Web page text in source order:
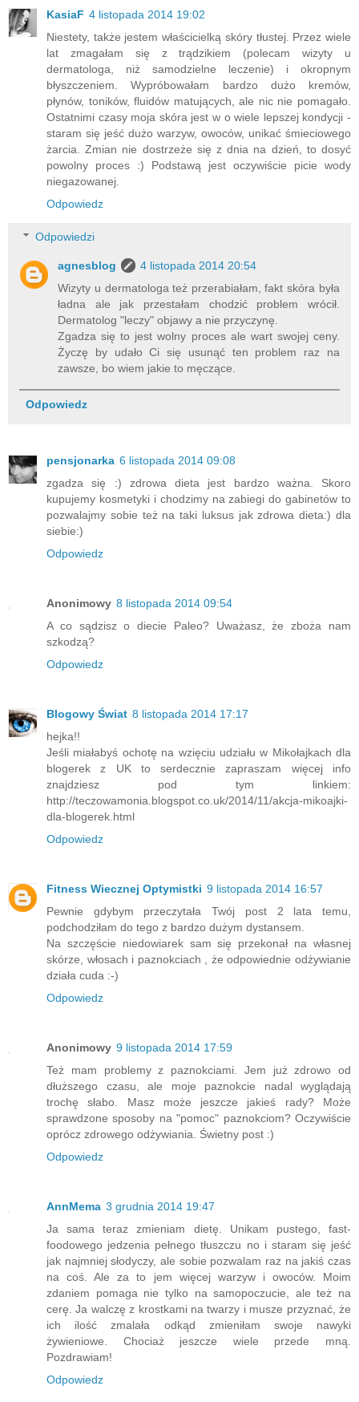
KasiaF 4 listopada 2014 19:02
Niestety, także jestem właścicielką skóry tłustej. Przez wiele
lat zmagałam się z trądzikiem (polecam wizyty u
dermatologa, niż samodzielne leczenie) i okropnym
błyszczeniem. Wypróbowałam bardzo dużo kremów,
płynów, toników, fluidów matujących, ale nic nie pomagało.
Ostatnimi czasy moja skóra jest w o wiele lepszej kondycji -
staram się jeść dużo warzyw, owoców, unikać śmieciowego
żarcia. Zmian nie dostrzeże się z dnia na dzień, to dosyć
powolny proces :) Podstawą jest oczywiście picie wody
niegazowanej.
Odpowiedz
Odpowiedzi
agnesblog
4 listopada 2014 20:54
Wizyty u dermatologa też przerabiałam, fakt skóra była
ładna ale jak przestałam chodzić problem wrócił.
Dermatolog "leczy" objawy a nie przyczynę.
Zgadza się to jest wolny proces ale wart swojej ceny.
Życzę by udało Ci się usunąć ten problem raz na
zawsze, bo wiem jakie to męczące.
Odpowiedz
pensjonarka 6 listopada 2014 09:08
zgadza się :) zdrowa dieta jest bardzo ważna. Skoro
kupujemy kosmetyki i chodzimy na zabiegi do gabinetów to
pozwalajmy sobie też na taki luksus jak zdrowa dieta:) dla
siebie:)
Odpowiedz
Anonimowy 8 listopada 2014 09:54
A co sądzisz o diecie Paleo? Uważasz, że zboża nam
szkodzą?
Odpowiedz
Blogowy Świat 8 listopada 2014 17:17
hejka!!
Jeśli miałabyś ochotę na wzięciu udziału w Mikołajkach dla
blogerek z UK to serdecznie zapraszam więcej info
znajdziesz pod tym linkiem:
http://teczowamonia.blogspot.co.uk/2014/11/akcja-mikoajki-
dla-blogerek.html
Odpowiedz
Fitness Wiecznej Optymistki 9 listopada 2014 16:57
Pewnie gdybym przeczytała Twój post 2 lata temu,
podchodziłam do tego z bardzo dużym dystansem.
Na szczęście niedowiarek sam się przekonał na własnej
skórze, włosach i paznokciach , że odpowiednie odżywianie
działa cuda :-)
Odpowiedz
Anonimowy 9 listopada 2014 17:59
Też mam problemy z paznokciami. Jem już zdrowo od
dłuższego czasu, ale moje paznokcie nadal wyglądają
trochę słabo. Masz może jeszcze jakieś rady? Może
sprawdzone sposoby na "pomoc" paznokciom? Oczywiście
oprócz zdrowego odżywiania. Świetny post :)
Odpowiedz
AnnMema 3 grudnia 2014 19:47
Ja sama teraz zmieniam dietę. Unikam pustego, fast-
foodowego jedzenia pełnego tłuszczu no i staram się jeść
jak najmniej słodyczy, ale sobie pozwalam raz na jakiś czas
na coś. Ale za to jem więcej warzyw i owoców. Moim
zdaniem pomaga nie tylko na samopoczucie, ale też na
cerę. Ja walczę z krostkami na twarzy i musze przyznać, że
ich ilość zmalała odkąd zmieniłam swoje nawyki
żywieniowe. Chociaż jeszcze wiele przede mną.
Pozdrawiam!
Odpowiedz